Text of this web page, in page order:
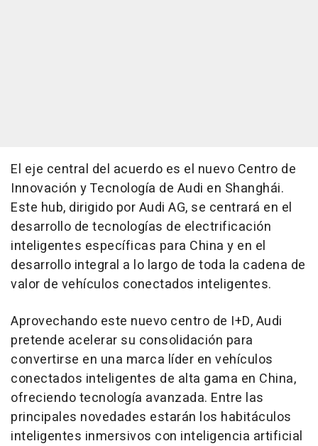
El eje central del acuerdo es el nuevo Centro de
Innovación y Tecnología de Audi en Shanghái.
Este hub, dirigido por Audi AG, se centrará en el
desarrollo de tecnologías de electrificación
inteligentes específicas para China y en el
desarrollo integral a lo largo de toda la cadena de
valor de vehículos conectados inteligentes.
Aprovechando este nuevo centro de I+D, Audi
pretende acelerar su consolidación para
convertirse en una marca líder en vehículos
conectados inteligentes de alta gama en China,
ofreciendo tecnología avanzada. Entre las
principales novedades estarán los habitáculos
inteligentes inmersivos con inteligencia artificial